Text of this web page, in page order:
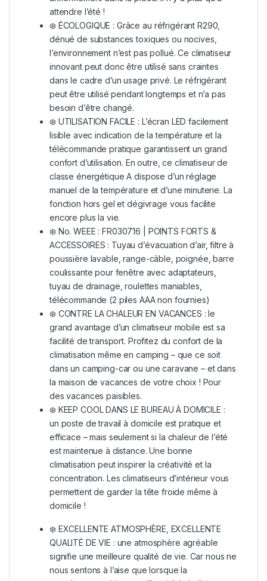
attendre l’été !
❄️ ÉCOLOGIQUE : Grâce au réfrigérant R290,
dénué de substances toxiques ou nocives,
l’environnement n’est pas pollué. Ce climatiseur
innovant peut donc être utilisé sans craintes
dans le cadre d’un usage privé. Le réfrigérant
peut être utilisé pendant longtemps et n’a pas
besoin d’être changé.
❄️ UTILISATION FACILE : L’écran LED facilement
lisible avec indication de la température et la
télécommande pratique garantissent un grand
confort d’utilisation. En outre, ce climatiseur de
classe énergétique A dispose d’un réglage
manuel de la température et d’une minuterie. La
fonction hors gel et dégivrage vous facilite
encore plus la vie.
❄️ No. WEEE : FR030716 | POINTS FORTS &
ACCESSOIRES : Tuyau d’évacuation d’air, filtre à
poussière lavable, range-câble, poignée, barre
coulissante pour fenêtre avec adaptateurs,
tuyau de drainage, roulettes maniables,
télécommande (2 piles AAA non fournies)
❄️ CONTRE LA CHALEUR EN VACANCES : le
grand avantage d’un climatiseur mobile est sa
facilité de transport. Profitez du confort de la
climatisation même en camping – que ce soit
dans un camping-car ou une caravane – et dans
la maison de vacances de votre choix ! Pour
des vacances paisibles.
❄️ KEEP COOL DANS LE BUREAU À DOMICILE :
un poste de travail à domicile est pratique et
efficace – mais seulement si la chaleur de l’été
est maintenue à distance. Une bonne
climatisation peut inspirer la créativité et la
concentration. Les climatiseurs d’intérieur vous
permettent de garder la tête froide même à
domicile !
❄️ EXCELLENTE ATMOSPHÈRE, EXCELLENTE
QUALITÉ DE VIE : une atmosphère agréable
signifie une meilleure qualité de vie. Car nous ne
nous sentons à l’aise que lorsque la